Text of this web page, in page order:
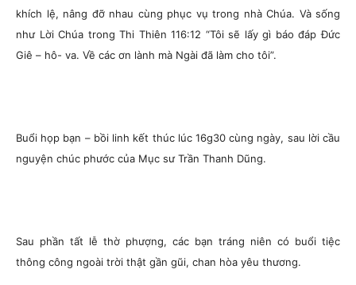
khích lệ, nâng đỡ nhau cùng phục vụ trong nhà Chúa. Và sống
như Lời Chúa trong Thi Thiên 116:12 “Tôi sẽ lấy gì báo đáp Đức
Giê – hô- va. Về các ơn lành mà Ngài đã làm cho tôi”.
Buổi họp bạn – bồi linh kết thúc lúc 16g30 cùng ngày, sau lời cầu
nguyện chúc phước của Mục sư Trần Thanh Dũng.
Sau phần tất lễ thờ phượng, các bạn tráng niên có buổi tiệc
thông công ngoài trời thật gần gũi, chan hòa yêu thương.